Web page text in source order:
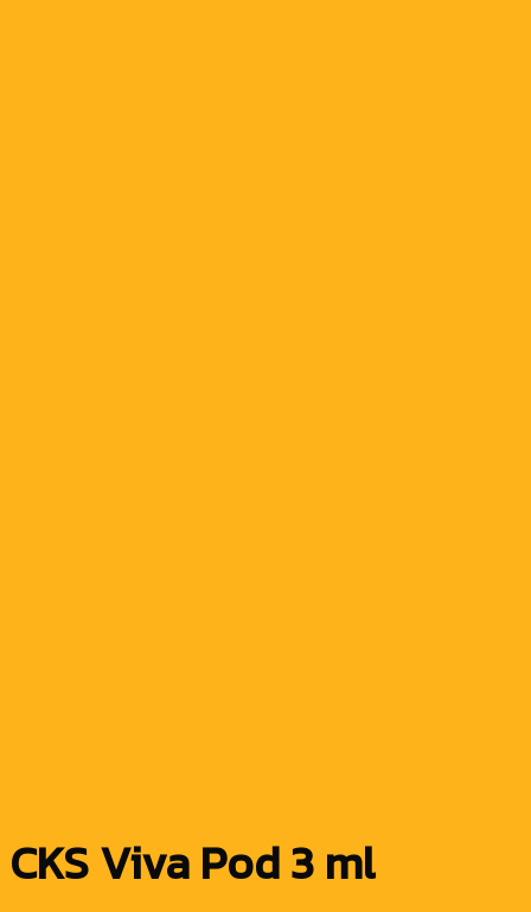
CKS Viva Pod 3 ml